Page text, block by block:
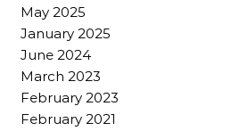
May 2025
January 2025
June 2024
March 2023
February 2023
February 2021